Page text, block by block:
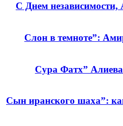
“С Днем
“Слон в темноте”:
“Сура Фатх”
“Сын иранского шаха”: